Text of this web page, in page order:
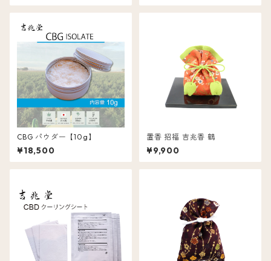
CBG パウダー【10g】
¥18,500
置香 招福 吉兆香 鶴
¥9,900